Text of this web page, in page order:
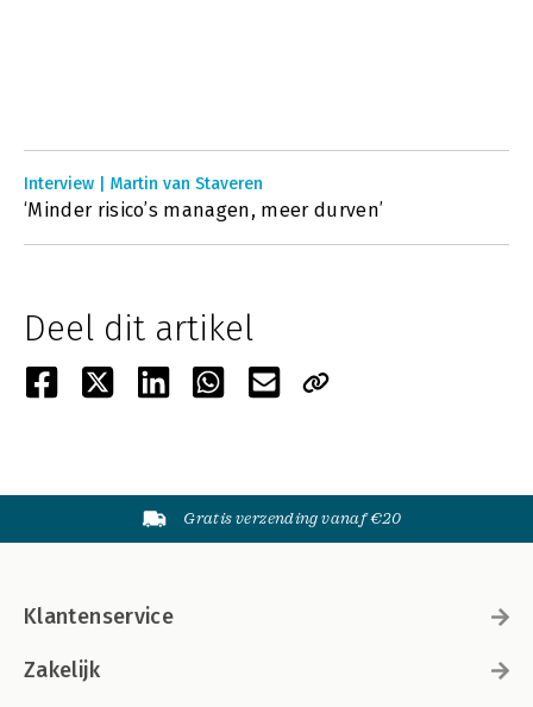
Interview | Martin van Staveren
‘Minder risico’s managen, meer durven’
Deel dit artikel
Gratis verzending vanaf €20
Klantenservice
Zakelijk